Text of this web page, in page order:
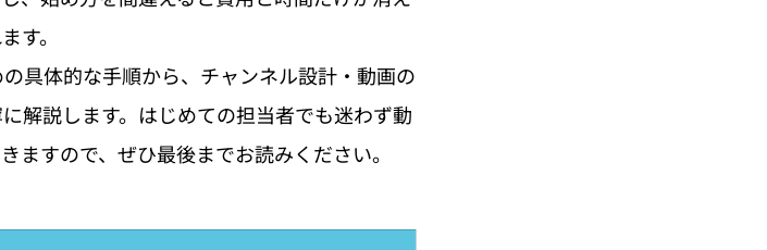
す。
具体的な手順から、チャンネル設計・動画の
解説します。はじめての担当者でも迷わず動
ますので、ぜひ最後までお読みください。